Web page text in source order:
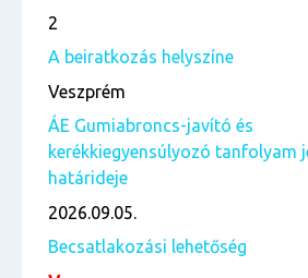
2
A beiratkozás helyszíne
Veszprém
ÁE Gumiabroncs-javító és
kerékkiegyensúlyozó tanfolyam
határideje
2026.09.05.
Becsatlakozási lehetőség